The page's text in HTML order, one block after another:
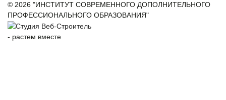
© 2026 "ИНСТИТУТ СОВРЕМЕННОГО ДОПОЛНИТЕЛЬНОГО
ПРОФЕССИОНАЛЬНОГО ОБРАЗОВАНИЯ"
- растем вместе